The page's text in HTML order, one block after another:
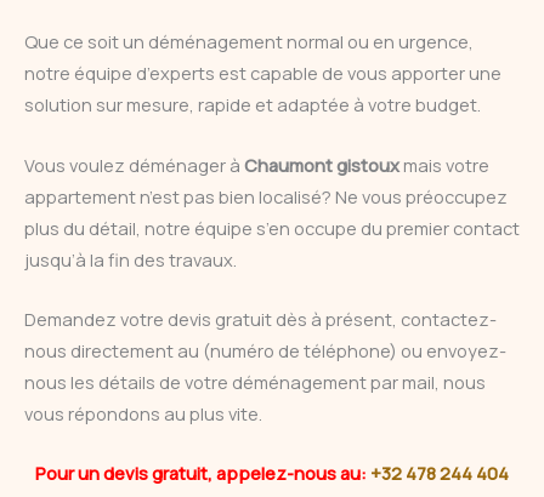
Que ce soit un déménagement normal ou en urgence,
notre équipe d’experts est capable de vous apporter une
solution sur mesure, rapide et adaptée à votre budget.
Vous voulez déménager à Chaumont gistoux mais votre
appartement n’est pas bien localisé? Ne vous préoccupez
plus du détail, notre équipe s’en occupe du premier contact
jusqu’à la fin des travaux.
Demandez votre devis gratuit dès à présent, contactez-
nous directement au (numéro de téléphone) ou envoyez-
nous les détails de votre déménagement par mail, nous
vous répondons au plus vite.
Pour un devis gratuit, appelez-nous au: +32 478 244 404